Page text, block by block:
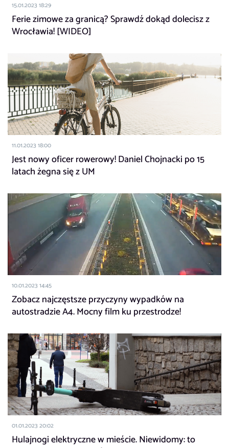
15.01.2023 18:29
Ferie zimowe za granicą? Sprawdź dokąd dolecisz z
Wrocławia! [WIDEO]
11.01.2023 18:00
Jest nowy oficer rowerowy! Daniel Chojnacki po 15
latach żegna się z UM
10.01.2023 14:45
Zobacz najczęstsze przyczyny wypadków na
autostradzie A4. Mocny film ku przestrodze!
01.01.2023 20:02
Hulajnogi elektryczne w mieście. Niewidomy: to